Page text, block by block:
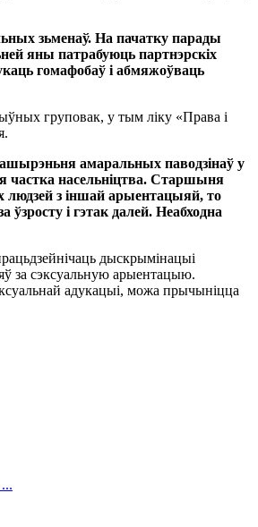
зьменаў. На пачатку парады
яны патрабуюць партнэрскіх
гомафобаў і абмяжоўваць
груповак, у тым ліку «Права і
амаральных паводзінаў у
частка насельніцтва. Старшыня
людзей з іншай арыентацыяй, то
і гэтак далей. Неабходна
дыскрымінацыі
за сэксуальную арыентацыю.
адукацыі, можа прычыніцца